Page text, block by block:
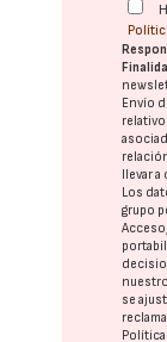
Envío
llevar
Los
grupo
se